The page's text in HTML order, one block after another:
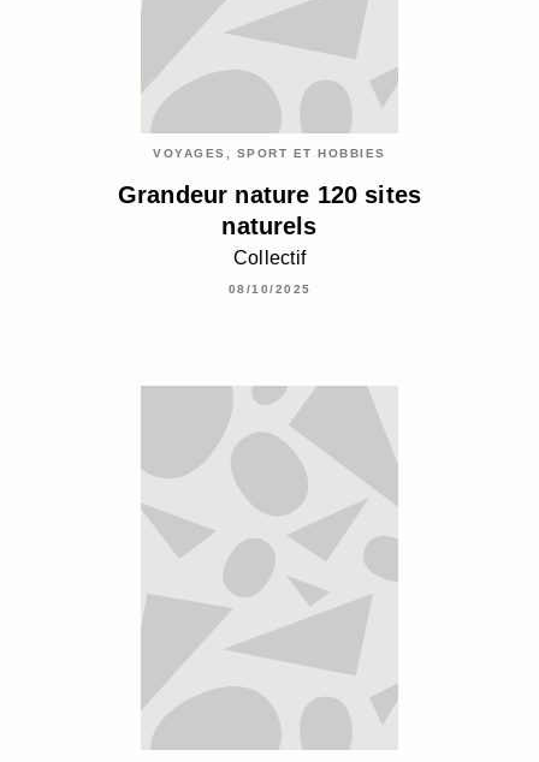
VOYAGES, SPORT ET HOBBIES
Grandeur nature 120 sites
naturels
Collectif
08/10/2025